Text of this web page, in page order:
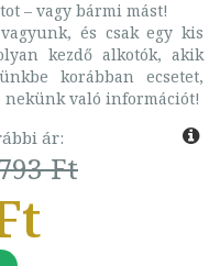
– vagy bármi mást!
és csak egy kis
kezdő alkotók, akik
korábban ecsetet,
nekünk való információt!
ár:
Ft